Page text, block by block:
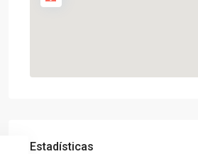
Estadísticas